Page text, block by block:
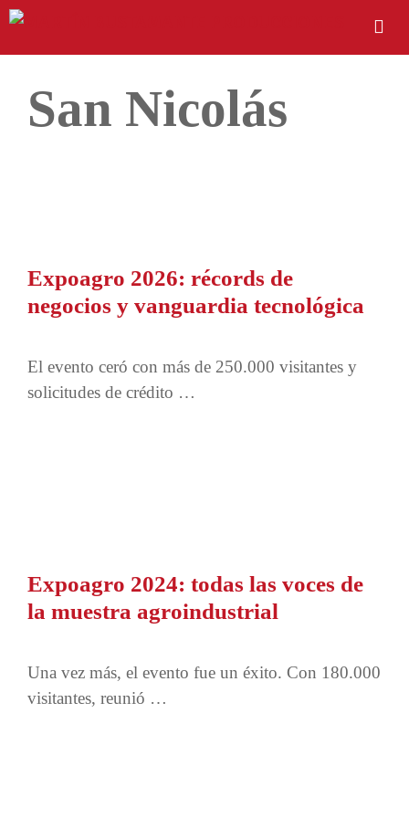
San Nicolás
Expoagro 2026: récords de
negocios y vanguardia tecnológica
El evento ceró con más de 250.000 visitantes y
solicitudes de crédito …
Expoagro 2024: todas las voces de
la muestra agroindustrial
Una vez más, el evento fue un éxito. Con 180.000
visitantes, reunió …